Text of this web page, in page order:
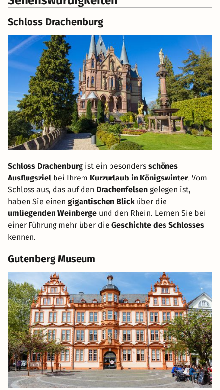
Schloss Drachenburg
Schloss Drachenburg ist ein besonders schönes
Ausflugsziel bei Ihrem Kurzurlaub in Königswinter. Vom
Schloss aus, das auf den Drachenfelsen gelegen ist,
haben Sie einen gigantischen Blick über die
umliegenden Weinberge und den Rhein. Lernen Sie bei
einer Führung mehr über die Geschichte des Schlosses
kennen.
Gutenberg Museum